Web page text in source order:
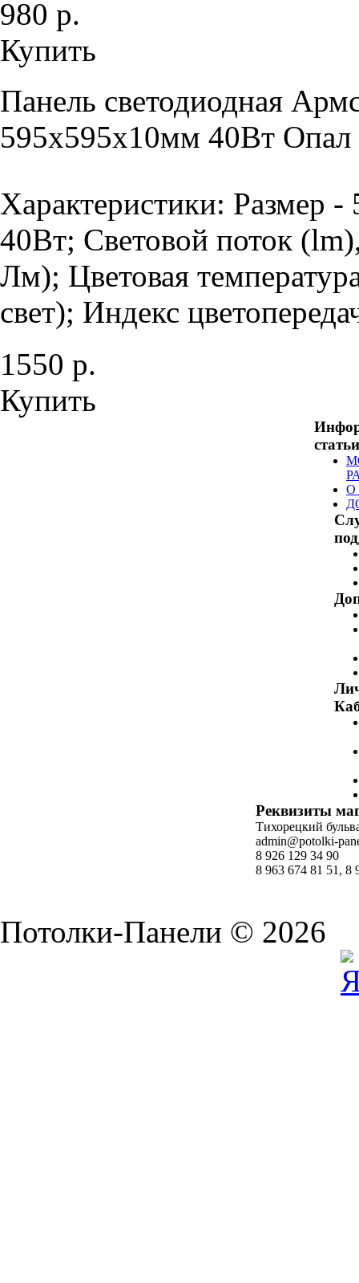
980 р.
Купить
Панель светодиодная
595х595х10мм 40Вт
Характеристики: Размер
40Вт; Световой поток
Лм); Цветовая
свет); Индекс
1550 р.
Купить
статьи
О
Реквизиты
Тихорецкий
admin@potolki-
8 926 129 34 90
8 963 674 81 51, 8
Потолки-Панели © 2026